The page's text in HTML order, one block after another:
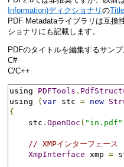
Information)ディクショナリ のTitle
PDF Metadataライブラリは互換
ショナリにも記載します。
PDFのタイトルを編集するサンプ
C#
C/C++
using PDFTools .
using
( var stc = new
{
    stc
. OpenDoc ( "in.pdf"
// XMPインターフェース
XmpInterface xmp =